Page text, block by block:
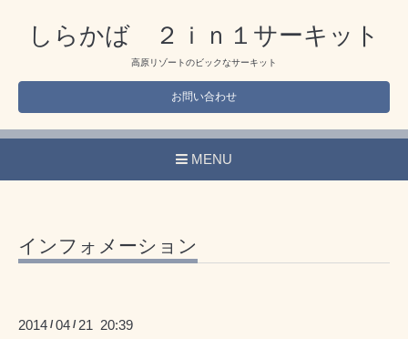
しらかば ２ｉｎ１サーキット
高原リゾートのビックなサーキット
お問い合わせ
MENU
インフォメーション
2014 /04 / 21 20:39